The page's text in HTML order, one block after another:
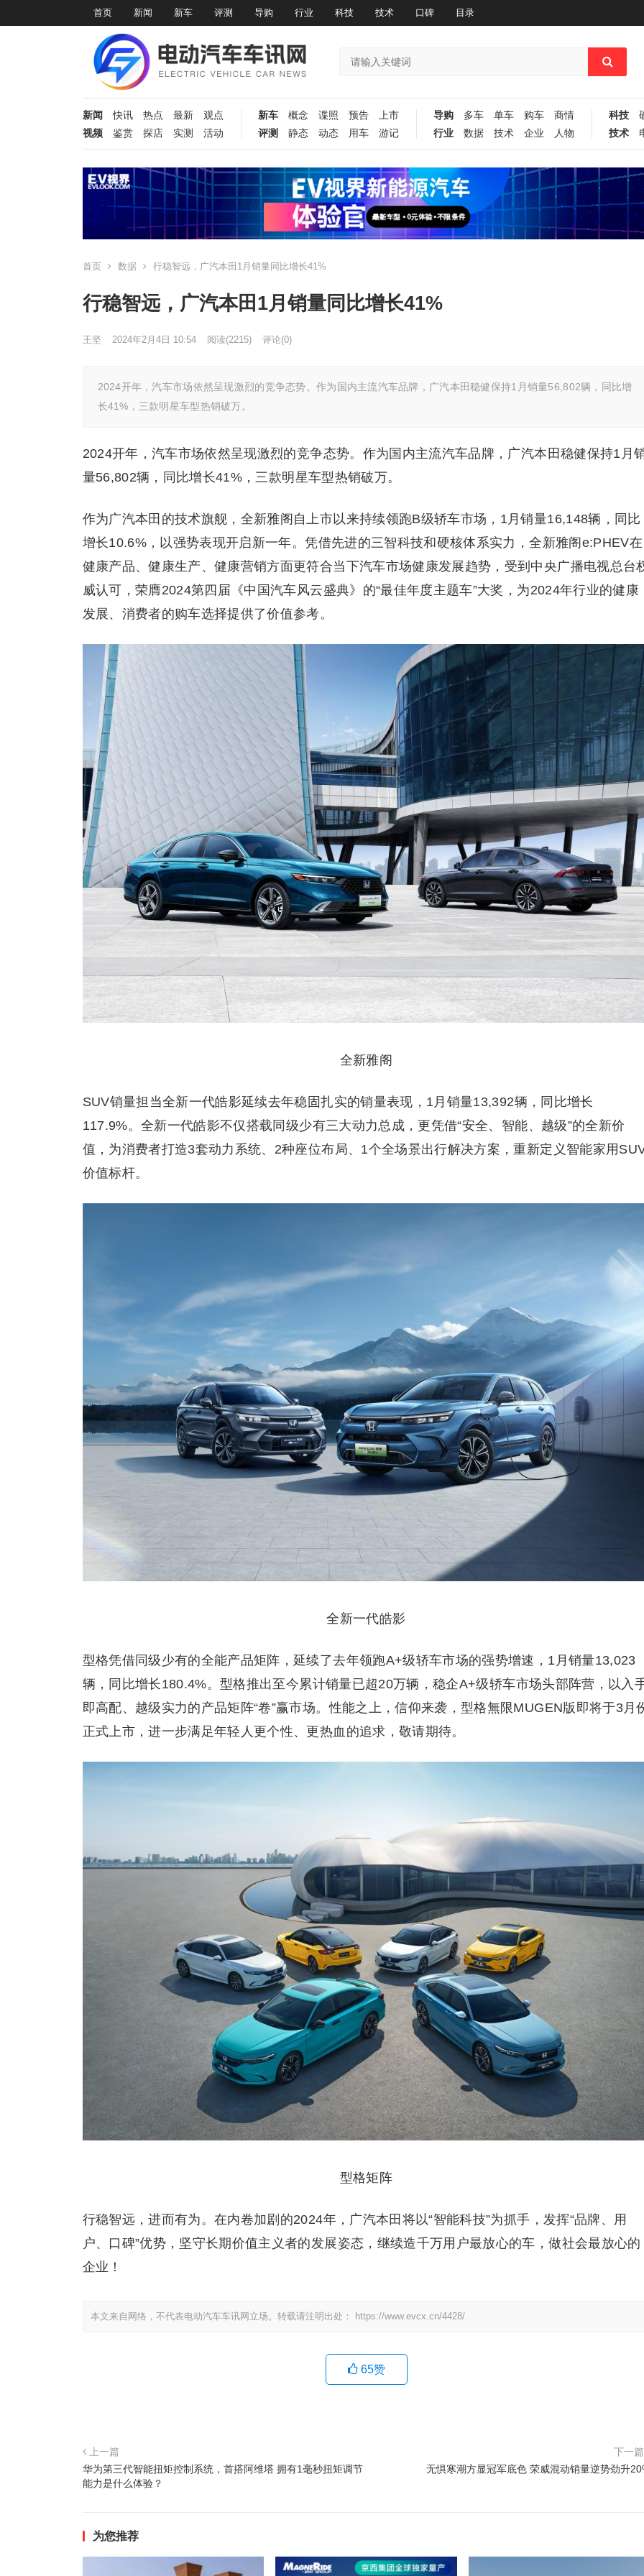
首页 新闻 新车 评测 导购 行业 科技 技术 口碑 目录
新闻 快讯 热点 最新
观点
视频
鉴赏 探店 实测 活动
新车 概念 谍照 预告
上市
评测
静态 动态 用车 游记
导购 多车 单车 购车
商情
行业
数据 技术 企业 人物
科技
技术
首页 数据 行稳智远，广汽本田1月销量同比增长41%
行稳智远，广汽本田1月销量同比增长41%
王坚 2024年2月4日 10:54 阅读(2215) 评论(0)
2024开年，汽车市场依然呈现激烈的竞争态势。作为国内主流汽车品牌，广汽本田稳健保持1月销量56,802辆，同比增
长41%，三款明星车型热销破万。
2024开年，汽车市场依然呈现激烈的竞争态势。作为国内主流汽车品牌，广汽本田稳健保持1月
量56,802辆，同比增长41%，三款明星车型热销破万。
作为广汽本田的技术旗舰，全新雅阁自上市以来持续领跑B级轿车市场，1月销量16,148辆，同比
增长10.6%，以强势表现开启新一年。凭借先进的三智科技和硬核体系实力，全新雅阁e:PHEV在
健康产品、健康生产、健康营销方面更符合当下汽车市场健康发展趋势，受到中央广播电视总台
威认可，荣膺2024第四届《中国汽车风云盛典》的“最佳年度主题车”大奖，为2024年行业的健康
发展、消费者的购车选择提供了价值参考。
全新雅阁
SUV销量担当全新一代皓影延续去年稳固扎实的销量表现，1月销量13,392辆，同比增长
117.9%。全新一代皓影不仅搭载同级少有三大动力总成，更凭借“安全、智能、越级”的全新价
值，为消费者打造3套动力系统、2种座位布局、1个全场景出行解决方案，重新定义智能家用
价值标杆。
全新一代皓影
型格凭借同级少有的全能产品矩阵，延续了去年领跑A+级轿车市场的强势增速，1月销量13,023
辆，同比增长180.4%。型格推出至今累计销量已超20万辆，稳企A+级轿车市场头部阵营，以入
即高配、越级实力的产品矩阵“卷”赢市场。性能之上，信仰来袭，型格無限MUGEN版即将于3月
正式上市，进一步满足年轻人更个性、更热血的追求，敬请期待。
型格矩阵
行稳智远，进而有为。在内卷加剧的2024年，广汽本田将以“智能科技”为抓手，发挥“品牌、用
户、口碑”优势，坚守长期价值主义者的发展姿态，继续造千万用户最放心的车，做社会最放心的
企业！
本文来自网络，不代表电动汽车车讯网立场。转载请注明出处： https://www.evcx.cn/4428/
65赞
上一篇
华为第三代智能扭矩控制系统，首搭阿维塔 拥有1毫秒扭矩调节
能力是什么体验？
下一
无惧寒潮方显冠军底色 荣威混动销量逆势劲升
为您推荐